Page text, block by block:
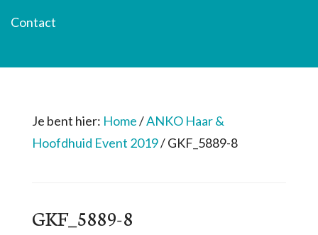
Contact
Je bent hier: Home/ANKO Haar &
Hoofdhuid Event 2019/GKF_5889-8
GKF_5889-8